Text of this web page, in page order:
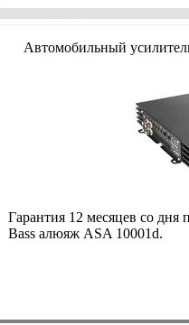
Автомобильный
Гарантия 12 месяцев со
Bass алюяж ASA 10001d.